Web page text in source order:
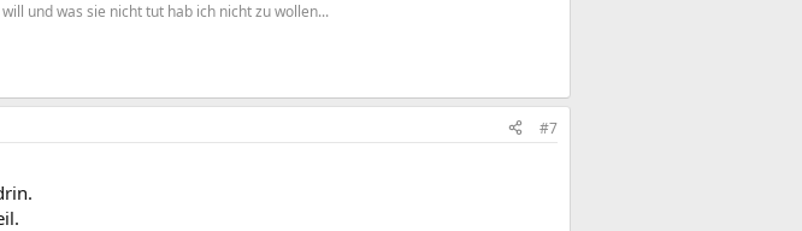
und was sie nicht tut hab ich nicht zu wollen...
#7